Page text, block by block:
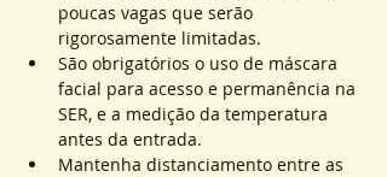
poucas vagas que serão
rigorosamente limitadas.
São obrigatórios o uso de máscara
facial para acesso e permanência na
SER, e a medição da temperatura
antes da entrada.
Mantenha distanciamento entre as